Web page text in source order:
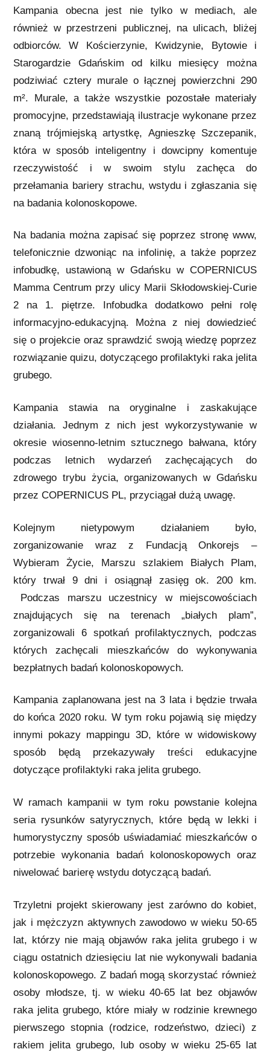
Kampania obecna jest nie tylko w mediach, ale
również w przestrzeni publicznej, na ulicach, bliżej
odbiorców. W Kościerzynie, Kwidzynie, Bytowie i
Starogardzie Gdańskim od kilku miesięcy można
podziwiać cztery murale o łącznej powierzchni 290
m². Murale, a także wszystkie pozostałe materiały
promocyjne, przedstawiają ilustracje wykonane przez
znaną trójmiejską artystkę, Agnieszkę Szczepanik,
która w sposób inteligentny i dowcipny komentuje
rzeczywistość i w swoim stylu zachęca do
przełamania bariery strachu, wstydu i zgłaszania się
na badania kolonoskopowe.
Na badania można zapisać się poprzez stronę www,
telefonicznie dzwoniąc na infolinię, a także poprzez
infobudkę, ustawioną w Gdańsku w COPERNICUS
Mamma Centrum przy ulicy Marii Skłodowskiej-Curie
2 na 1. piętrze. Infobudka dodatkowo pełni rolę
informacyjno-edukacyjną. Można z niej dowiedzieć
się o projekcie oraz sprawdzić swoją wiedzę poprzez
rozwiązanie quizu, dotyczącego profilaktyki raka jelita
grubego.
Kampania stawia na oryginalne i zaskakujące
działania. Jednym z nich jest wykorzystywanie w
okresie wiosenno-letnim sztucznego bałwana, który
podczas letnich wydarzeń zachęcających do
zdrowego trybu życia, organizowanych w Gdańsku
przez COPERNICUS PL, przyciągał dużą uwagę.
Kolejnym nietypowym działaniem było,
zorganizowanie wraz z Fundacją Onkorejs –
Wybieram Życie, Marszu szlakiem Białych Plam,
który trwał 9 dni i osiągnął zasięg ok. 200 km.
Podczas marszu uczestnicy w miejscowościach
znajdujących się na terenach „białych plam”,
zorganizowali 6 spotkań profilaktycznych, podczas
których zachęcali mieszkańców do wykonywania
bezpłatnych badań kolonoskopowych.
Kampania zaplanowana jest na 3 lata i będzie trwała
do końca 2020 roku. W tym roku pojawią się między
innymi pokazy mappingu 3D, które w widowiskowy
sposób będą przekazywały treści edukacyjne
dotyczące profilaktyki raka jelita grubego.
W ramach kampanii w tym roku powstanie kolejna
seria rysunków satyrycznych, które będą w lekki i
humorystyczny sposób uświadamiać mieszkańców o
potrzebie wykonania badań kolonoskopowych oraz
niwelować barierę wstydu dotyczącą badań.
Trzyletni projekt skierowany jest zarówno do kobiet,
jak i mężczyzn aktywnych zawodowo w wieku 50-65
lat, którzy nie mają objawów raka jelita grubego i w
ciągu ostatnich dziesięciu lat nie wykonywali badania
kolonoskopowego. Z badań mogą skorzystać również
osoby młodsze, tj. w wieku 40-65 lat bez objawów
raka jelita grubego, które miały w rodzinie krewnego
pierwszego stopnia (rodzice, rodzeństwo, dzieci) z
rakiem jelita grubego, lub osoby w wieku 25-65 lat